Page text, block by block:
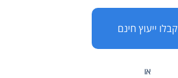
קבלו ייעוץ חינם
או